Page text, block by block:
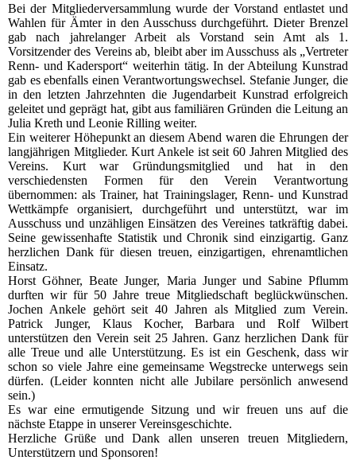
Bei der Mitgliederversammlung wurde der Vorstand entlastet und
Wahlen für Ämter in den Ausschuss durchgeführt. Dieter Brenzel
gab nach jahrelanger Arbeit als Vorstand sein Amt als 1.
Vorsitzender des Vereins ab, bleibt aber im Ausschuss als „Vertreter
Renn- und Kadersport“ weiterhin tätig. In der Abteilung Kunstrad
gab es ebenfalls einen Verantwortungswechsel. Stefanie Junger, die
in den letzten Jahrzehnten die Jugendarbeit Kunstrad erfolgreich
geleitet und geprägt hat, gibt aus familiären Gründen die Leitung an
Julia Kreth und Leonie Rilling weiter.
Ein weiterer Höhepunkt an diesem Abend waren die Ehrungen der
langjährigen Mitglieder. Kurt Ankele ist seit 60 Jahren Mitglied des
Vereins. Kurt war Gründungsmitglied und hat in den
verschiedensten Formen für den Verein Verantwortung
übernommen: als Trainer, hat Trainingslager, Renn- und Kunstrad
Wettkämpfe organisiert, durchgeführt und unterstützt, war im
Ausschuss und unzähligen Einsätzen des Vereines tatkräftig dabei.
Seine gewissenhafte Statistik und Chronik sind einzigartig. Ganz
herzlichen Dank für diesen treuen, einzigartigen, ehrenamtlichen
Einsatz.
Horst Göhner, Beate Junger, Maria Junger und Sabine Pflumm
durften wir für 50 Jahre treue Mitgliedschaft beglückwünschen.
Jochen Ankele gehört seit 40 Jahren als Mitglied zum Verein.
Patrick Junger, Klaus Kocher, Barbara und Rolf Wilbert
unterstützen den Verein seit 25 Jahren. Ganz herzlichen Dank für
alle Treue und alle Unterstützung. Es ist ein Geschenk, dass wir
schon so viele Jahre eine gemeinsame Wegstrecke unterwegs sein
dürfen. (Leider konnten nicht alle Jubilare persönlich anwesend
sein.)
Es war eine ermutigende Sitzung und wir freuen uns auf die
nächste Etappe in unserer Vereinsgeschichte.
Herzliche Grüße und Dank allen unseren treuen Mitgliedern,
Unterstützern und Sponsoren!